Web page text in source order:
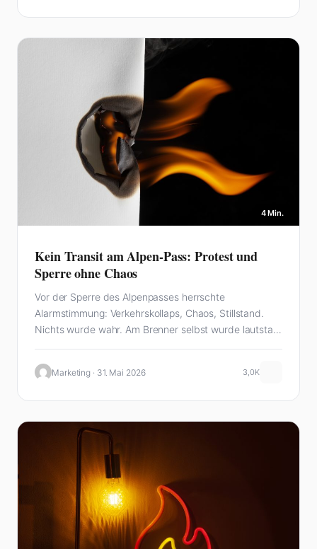
4 Min.
Kein Transit am Alpen-Pass: Protest und
Sperre ohne Chaos
Vor der Sperre des Alpenpasses herrschte
Alarmstimmung: Verkehrskollaps, Chaos, Stillstand.
Nichts wurde wahr. Am Brenner selbst wurde lautstark
Marketing · 31. Mai 2026 3,0K